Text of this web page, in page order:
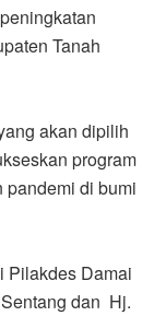
Tanah
akan dipilih
program
di bumi
Pilakdes Damai
dan Hj.